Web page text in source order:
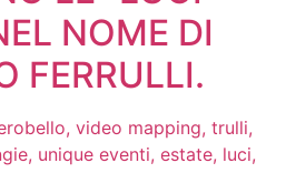
NOME DI
FERRULLI.